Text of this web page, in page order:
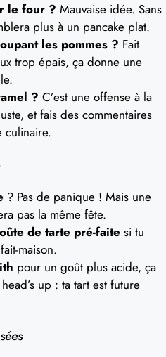
le four ? Mauvaise idée. Sans
plus à un pancake plat.
les pommes ? Fait
trop épais, ça donne une
? C’est une offense à la
et fais des commentaires
culinaire.
? Pas de panique ! Mais une
pas la même fête.
de tarte pré-faite si tu
maison.
pour un goût plus acide, ça
up : ta tart est future